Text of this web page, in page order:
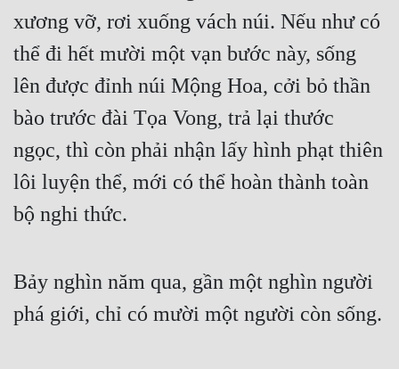
Ngôn Tình
Ngược
Nữ Cường
Nữ Phụ
Phong Thủy - Tâm Linh
Phương Tây
Quan Trường
xương vỡ, rơi xuống vách núi. Nếu như có
thể đi hết mười một vạn bước này, sống
lên được đỉnh núi Mộng Hoa, cởi bỏ thần
bào trước đài Tọa Vong, trả lại thước
ngọc, thì còn phải nhận lấy hình phạt thiên
lôi luyện thể, mới có thể hoàn thành toàn
bộ nghi thức.
Bảy nghìn năm qua, gần một nghìn người